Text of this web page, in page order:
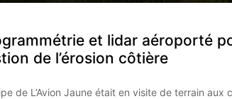
et lidar aéroporté
de l’érosion côtière
de L’Avion Jaune était en visite de terrain aux